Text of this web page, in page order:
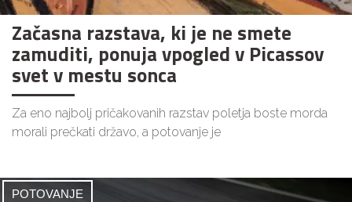
Začasna razstava, ki je ne smete
zamuditi, ponuja vpogled v Picassov
svet v mestu sonca
Za eno najbolj pričakovanih razstav poletja boste morda
morali prečkati državo, a potovanje je
POTOVANJE